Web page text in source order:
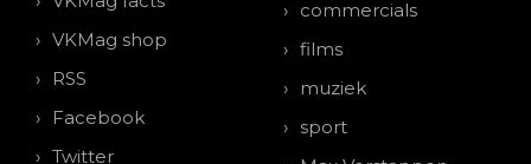
VKMag shop
RSS
Facebook
Twitter
commercials
films
muziek
sport